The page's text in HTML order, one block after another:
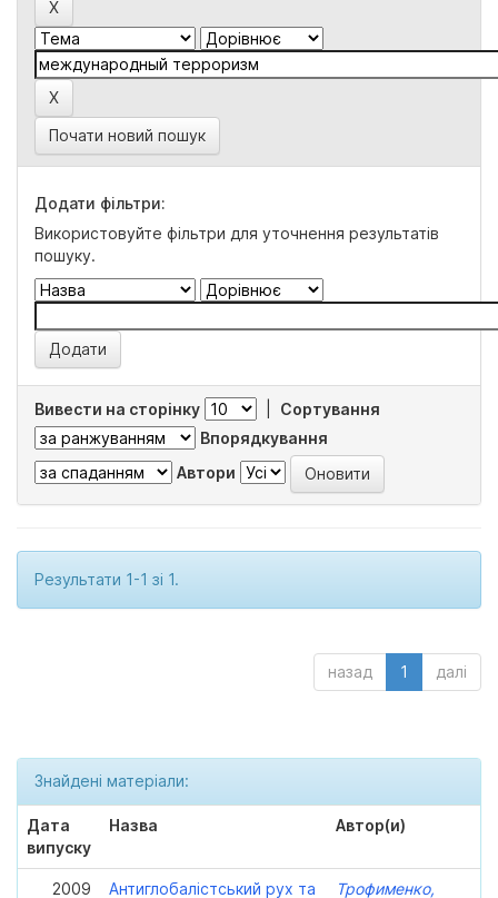
Почати новий пошук
Додати фільтри:
Використовуйте фільтри для уточнення результатів
пошуку.
Вивести на сторінку
Сортування
Впорядкування
Автори
Результати 1-1 зі 1.
назад 1 далі
Знайдені матеріали:
Дата
випуску
Назва Автор(и)
2009
Антиглобалістський рух та
Трофименко,